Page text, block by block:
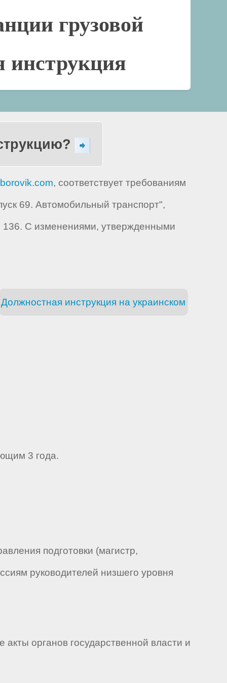
грузовой
инструкция
, соответствует требованиям
69. Автомобильный транспорт",
136. С изменениями, утвержденными
Должностная инструкция на украинском
3 года.
подготовки (магистр,
руководителей низшего уровня
органов государственной власти и